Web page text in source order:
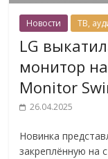
Новости ТВ,
LG
монитор
Monitor
26.04.2025
Новинка
закреплённую на